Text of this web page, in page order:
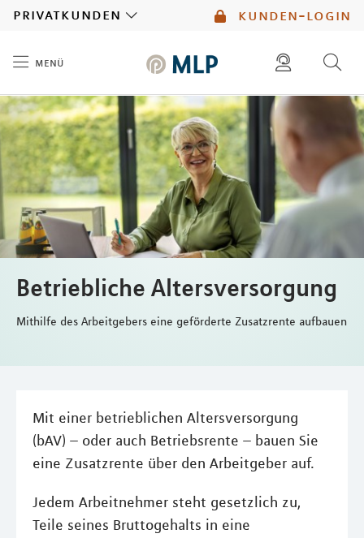
kunden-login
privatkunden
menü
diese website durchsuchen
mlp berater finden
Inhalt
Betriebliche Altersversorgung
Mithilfe des Arbeitgebers eine geförderte Zusatzrente aufbauen
Mit einer betrieblichen Altersversorgung
(bAV) – oder auch Betriebsrente – bauen Sie
eine Zusatzrente über den Arbeitgeber auf.
Jedem Arbeitnehmer steht gesetzlich zu,
Teile seines Bruttogehalts in eine